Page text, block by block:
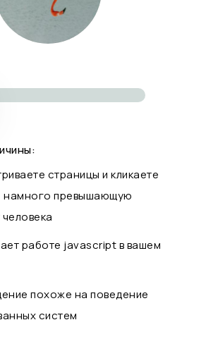
страницы и кликаете
намного превышающую
работе javascript в вашем
похоже на поведение
систем